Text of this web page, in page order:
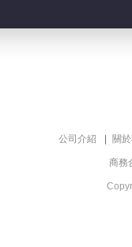
公司介紹 關
商務